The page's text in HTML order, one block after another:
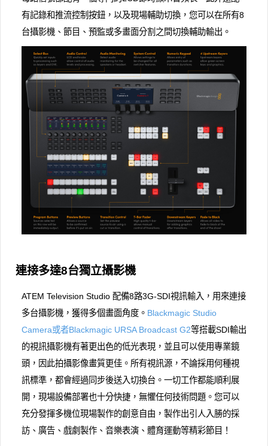
有記錄和推流控制按鈕，以及現場輔助切換，您可以在所有8
台攝影機、節目、預監或多畫面分割之間切換輔助輸出。
連接多達8台獨立攝影機
ATEM Television Studio 配備8路3G-SDI視訊輸入，用來連接
多台攝影機，獲得多個畫面角度。 Blackmagic Studio
Camera或者Blackmagic URSA Broadcast G2等搭載SDI輸出
的視訊攝影機有著更出色的低光表現，並且可以使用專業鏡
頭，因此拍攝影像畫質更佳。所有視訊源，不論採用何種視
訊標準，都會經過同步後送入切換台。一切工作都能順利展
開，現場設備部署也十分快捷，無懼任何技術問題。您可以
充分發揮多機位現場製作的創意自由，製作出引人入勝的採
訪、廣告、戲劇製作、音樂表演、體育運動等精彩節目！